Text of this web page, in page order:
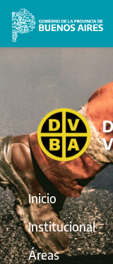
Inicio
Institucional
Áreas